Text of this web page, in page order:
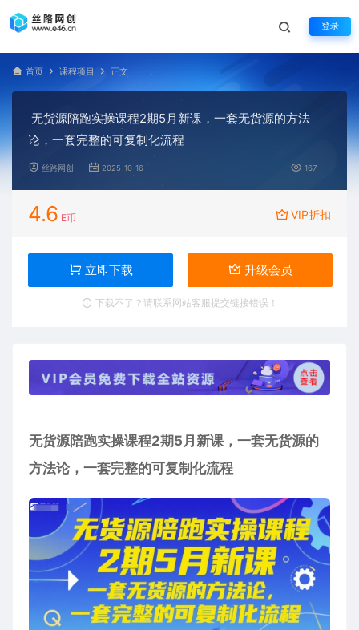
登录
首页 课程项目 正文
无货源陪跑实操课程2期5月新课，一套无货源的方法
论，一套完整的可复制化流程
丝路网创 2025-10-16 167
4.6 E币 VIP折扣
立即下载 升级会员
下载不了？请联系网站客服提交链接错误！
无货源陪跑实操课程2期5月新课，一套无货源的
方法论，一套完整的可复制化流程